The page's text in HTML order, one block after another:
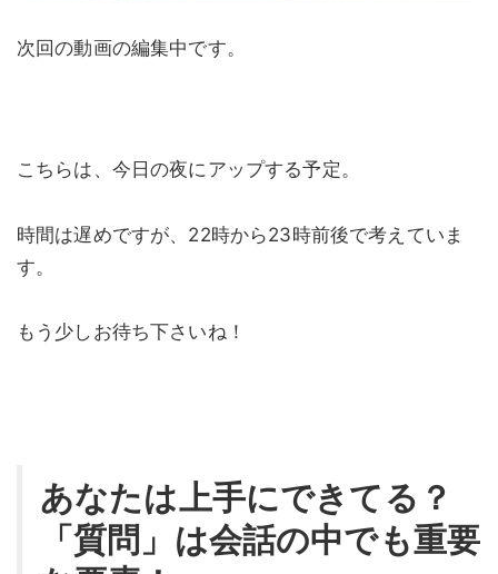
次回の動画の編集中です。
こちらは、今日の夜にアップする予定。
時間は遅めですが、22時から23時前後で考えていま
す。
もう少しお待ち下さいね！
あなたは上手にできてる？
「質問」は会話の中でも重要